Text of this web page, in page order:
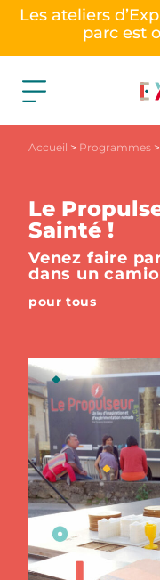
Les ateliers
parc est
Accueil > Programmes >
Le
Sainté !
Venez faire
dans un
pour tous